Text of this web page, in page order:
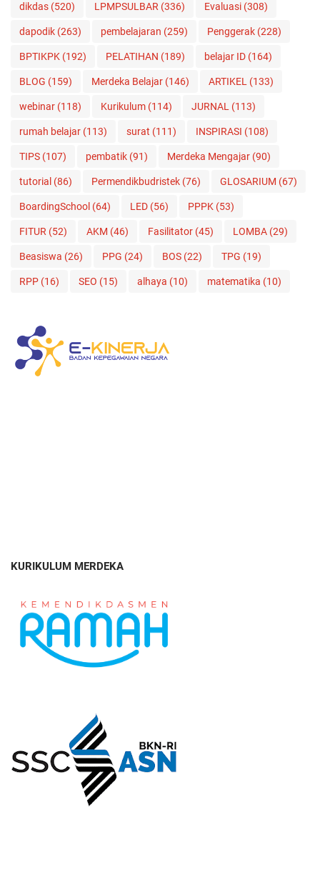
dikdas (520) LPMPSULBAR (336) Evaluasi (308)
dapodik (263) pembelajaran (259) Penggerak (228)
BPTIKPK (192) PELATIHAN (189) belajar ID (164)
BLOG (159) Merdeka Belajar (146) ARTIKEL (133)
webinar (118) Kurikulum (114) JURNAL (113)
rumah belajar (113) surat (111) INSPIRASI (108)
TIPS (107) pembatik (91) Merdeka Mengajar (90)
tutorial (86) Permendikbudristek (76) GLOSARIUM (67)
BoardingSchool (64) LED (56) PPPK (53)
FITUR (52) AKM (46) Fasilitator (45) LOMBA (29)
Beasiswa (26) PPG (24) BOS (22) TPG (19)
RPP (16) SEO (15) alhaya (10) matematika (10)
KURIKULUM MERDEKA